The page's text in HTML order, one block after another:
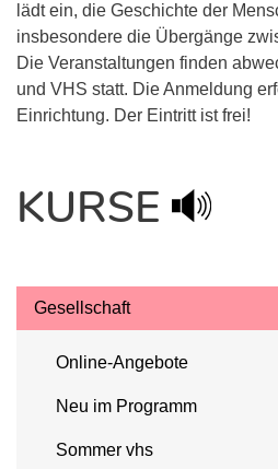
lädt ein, die Geschichte der
insbesondere die Übergänge
Die Veranstaltungen finden
und VHS statt. Die Anmeldung
Einrichtung. Der Eintritt ist frei!
KURSE
Gesellschaft
Online-Angebote
Neu im Programm
Sommer vhs